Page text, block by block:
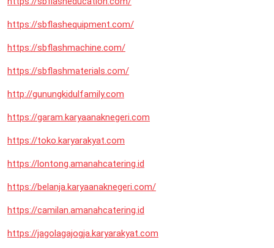
https://sbflashequipment.com/
https://sbflashmachine.com/
https://sbflashmaterials.com/
http://gunungkidulfamily.com
https://garam.karyaanaknegeri.com
https://toko.karyarakyat.com
https://lontong.amanahcatering.id
https://belanja.karyaanaknegeri.com/
https://camilan.amanahcatering.id
https://jagolagajogja.karyarakyat.com